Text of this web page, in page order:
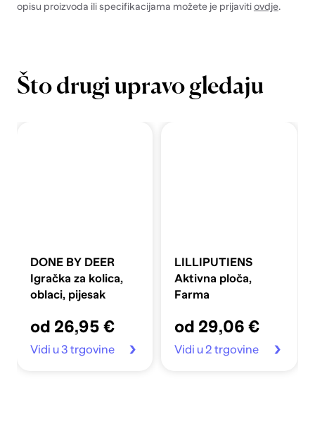
opisu proizvoda ili specifikacijama možete je prijavitiovdje.
Što drugi upravo gledaju
DONE BY DEER
Igračka za kolica,
oblaci, pijesak
od 26,95 €
Vidi u 3 trgovine
LILLIPUTIENS
Aktivna ploča,
Farma
od 29,06 €
Vidi u 2 trgovine